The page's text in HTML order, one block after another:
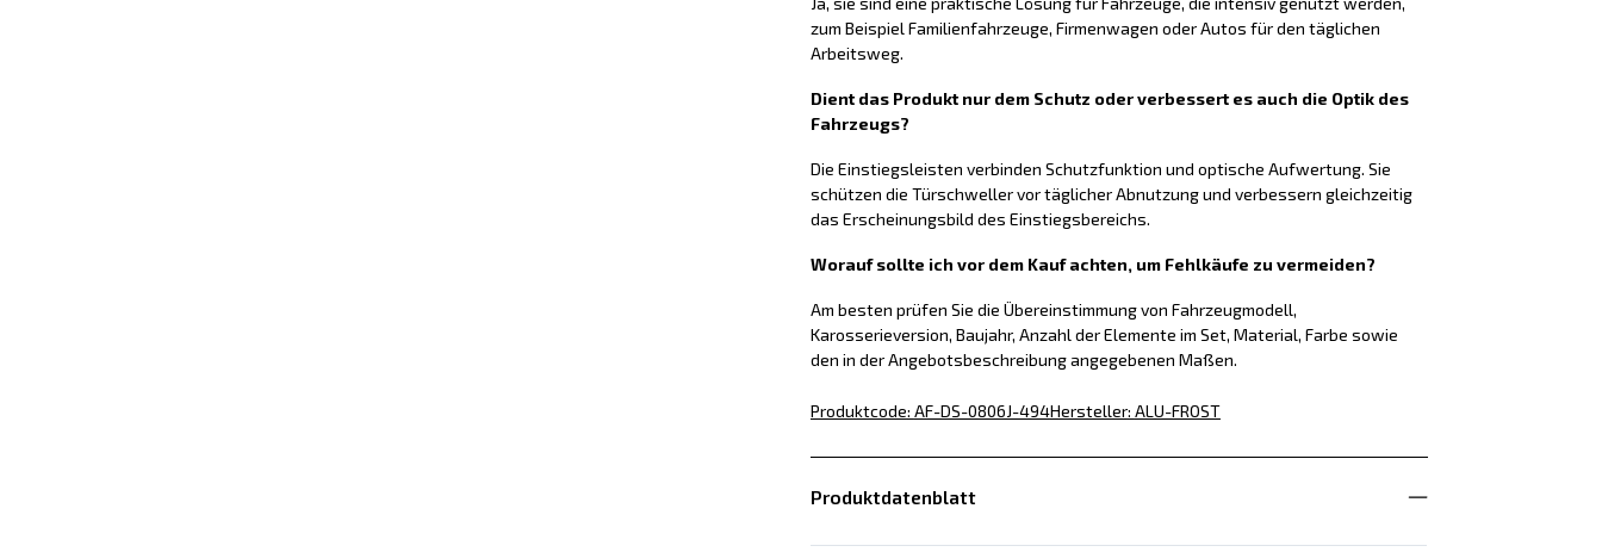
zum Beispiel Familienfahrzeuge, Firmenwagen oder Autos für den täglichen
Arbeitsweg.
Dient das Produkt nur dem Schutz oder verbessert es auch die Optik des
Fahrzeugs?
Die Einstiegsleisten verbinden Schutzfunktion und optische Aufwertung. Sie
schützen die Türschweller vor täglicher Abnutzung und verbessern gleichzeitig
das Erscheinungsbild des Einstiegsbereichs.
Worauf sollte ich vor dem Kauf achten, um Fehlkäufe zu vermeiden?
Am besten prüfen Sie die Übereinstimmung von Fahrzeugmodell,
Karosserieversion, Baujahr, Anzahl der Elemente im Set, Material, Farbe sowie
den in der Angebotsbeschreibung angegebenen Maßen.
Produktcode: AF-DS-0806J-494Hersteller: ALU-FROST
Produktdatenblatt